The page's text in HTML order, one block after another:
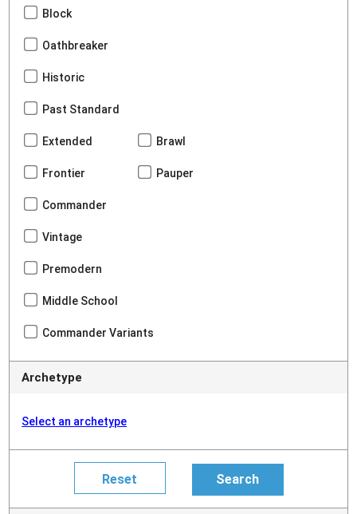
Block
Oathbreaker
Historic
Past Standard
Extended Brawl
Frontier Pauper
Commander
Vintage
Premodern
Middle School
Commander Variants
Archetype
Select an archetype